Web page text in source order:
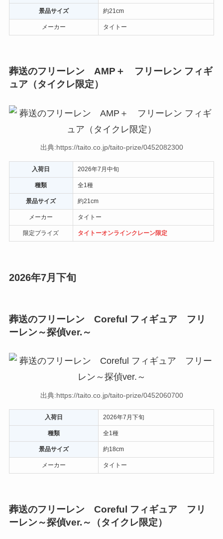
景品サイズ 約21cm
メーカー タイトー
葬送のフリーレン AMP＋ フリーレン フィギ
ュア（タイクレ限定）
出典:https://taito.co.jp/taito-prize/0452082300
入荷日 2026年7月中旬
種類 全1種
景品サイズ 約21cm
メーカー タイトー
限定プライズ タイトーオンラインクレーン限定
2026年7月下旬
葬送のフリーレン Coreful フィギュア フリ
ーレン～探偵ver.～
出典:https://taito.co.jp/taito-prize/0452060700
入荷日 2026年7月下旬
種類 全1種
景品サイズ 約18cm
メーカー タイトー
葬送のフリーレン Coreful フィギュア フリ
ーレン～探偵ver.～（タイクレ限定）